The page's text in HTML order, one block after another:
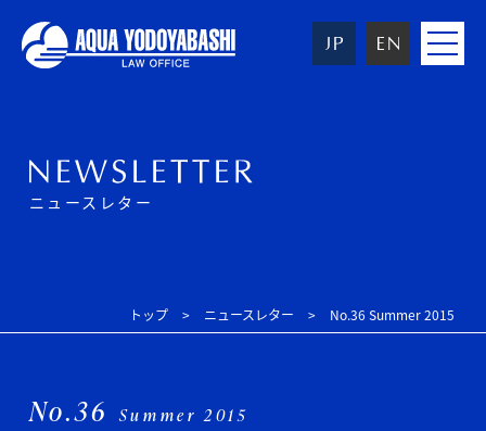
toggle
ニュースレター
トップ ニュースレター No.36 Summer 2015
No.36 Summer 2015